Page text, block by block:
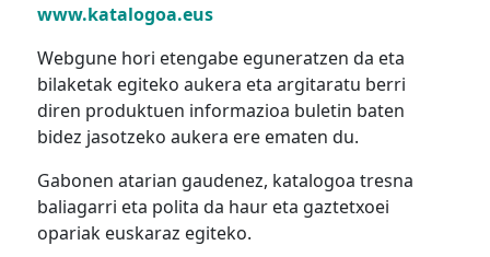
www.katalogoa.eus
Webgune hori etengabe eguneratzen da eta
bilaketak egiteko aukera eta argitaratu berri
diren produktuen informazioa buletin baten
bidez jasotzeko aukera ere ematen du.
Gabonen atarian gaudenez, katalogoa tresna
baliagarri eta polita da haur eta gaztetxoei
opariak euskaraz egiteko.